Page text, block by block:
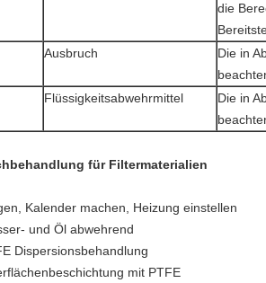
die
Ausbruch
Die in
Flüssigkeitsabwehrmittel
Die in
für Filtermaterialien
Kalender machen, Heizung einstellen
und Öl abwehrend
Dispersionsbehandlung
mit PTFE